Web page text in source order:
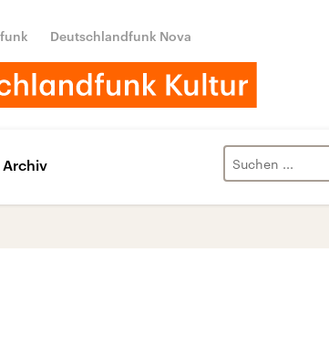
Deutschlandfunk Nova
Archiv